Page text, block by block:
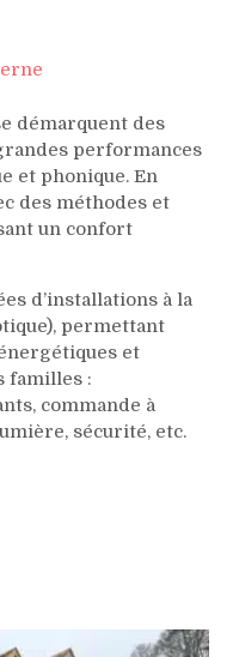
démarquent des
performances
et phonique. En
des méthodes et
un confort
d’installations à la
permettant
et
familles :
commande à
sécurité, etc.